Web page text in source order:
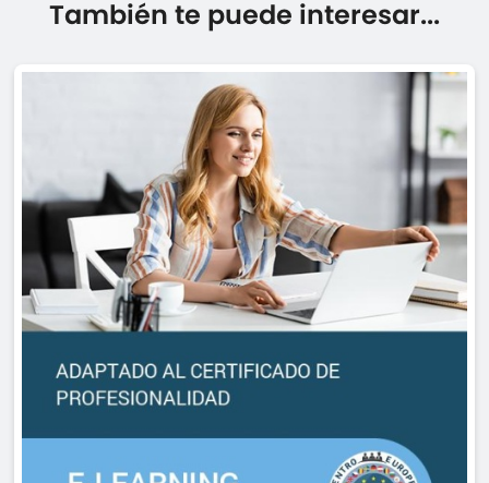
También te puede interesar...